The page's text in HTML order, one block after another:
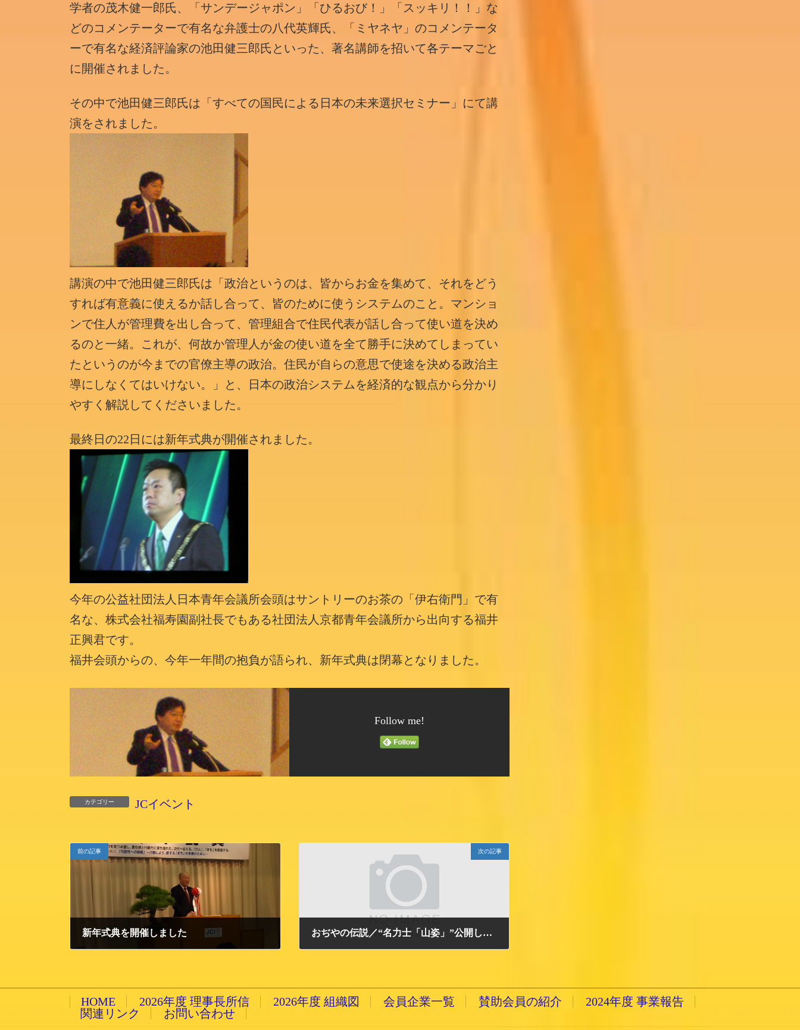
学者の茂木健一郎氏、「サンデージャポン」「ひるおび！」「スッキリ！！」な
どのコメンテーターで有名な弁護士の八代英輝氏、「ミヤネヤ」のコメンテータ
ーで有名な経済評論家の池田健三郎氏といった、著名講師を招いて各テーマごと
に開催されました。
その中で池田健三郎氏は「すべての国民による日本の未来選択セミナー」にて講
演をされました。
講演の中で池田健三郎氏は「政治というのは、皆からお金を集めて、それをどう
すれば有意義に使えるか話し合って、皆のために使うシステムのこと。マンショ
ンで住人が管理費を出し合って、管理組合で住民代表が話し合って使い道を決め
るのと一緒。これが、何故か管理人が金の使い道を全て勝手に決めてしまってい
たというのが今までの官僚主導の政治。住民が自らの意思で使途を決める政治主
導にしなくてはいけない。」と、日本の政治システムを経済的な観点から分かり
やすく解説してくださいました。
最終日の22日には新年式典が開催されました。
今年の公益社団法人日本青年会議所会頭はサントリーのお茶の「伊右衛門」で有
名な、株式会社福寿園副社長でもある社団法人京都青年会議所から出向する福井
正興君です。
福井会頭からの、今年一年間の抱負が語られ、新年式典は閉幕となりました。
Follow me!
カテゴリー JCイベント
前の記事
新年式典を開催しました
次の記事
おぢやの伝説／“名力士「山姿」”公開しました
HOME 2026年度 理事長所信 2026年度 組織図 会員企業一覧 賛助会員の紹介
2024年度 事業報告
関連リンク
お問い合わせ